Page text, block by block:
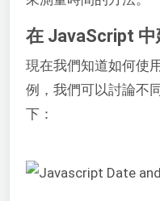
在 JavaScript
現在我們知道如何使
例，我們可以討論不
下：